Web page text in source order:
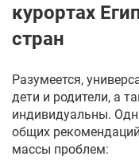
курортах
стран
Разумеется,
дети и родители, а
индивидуальны.
общих
массы проблем: